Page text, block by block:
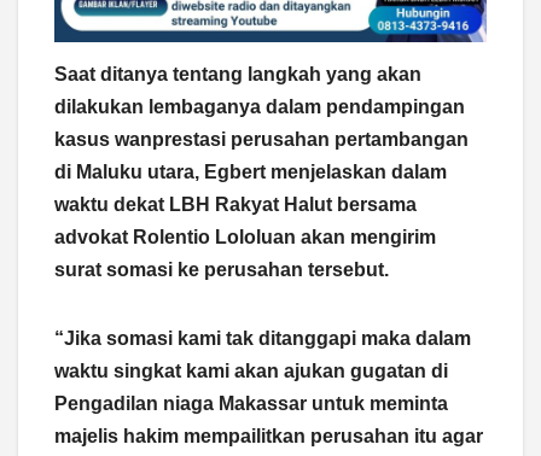
Saat ditanya tentang langkah yang akan
dilakukan lembaganya dalam pendampingan
kasus wanprestasi perusahan pertambangan
di Maluku utara, Egbert menjelaskan dalam
waktu dekat LBH Rakyat Halut bersama
advokat Rolentio Lololuan akan mengirim
surat somasi ke perusahan tersebut.
“Jika somasi kami tak ditanggapi maka dalam
waktu singkat kami akan ajukan gugatan di
Pengadilan niaga Makassar untuk meminta
majelis hakim mempailitkan perusahan itu agar